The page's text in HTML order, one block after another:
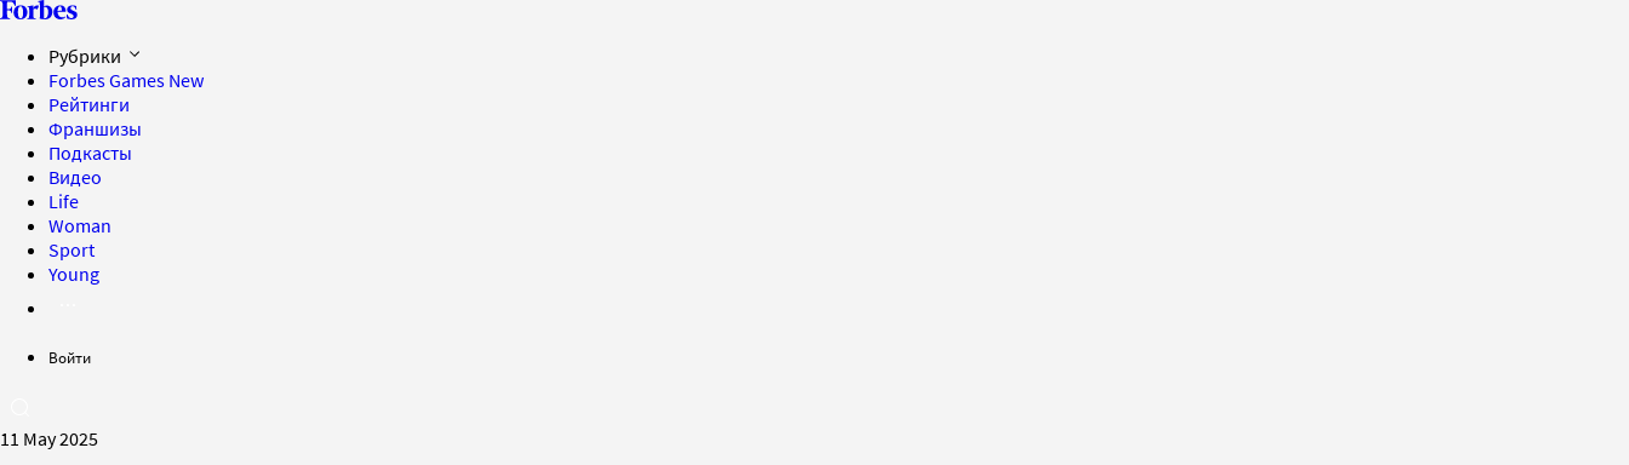
Рубрики
Forbes Games New
Рейтинги
Франшизы
Подкасты
Видео
Life
Woman
Sport
Young
Войти
11 May 2025